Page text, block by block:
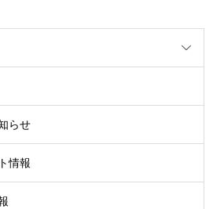
らせ
情報